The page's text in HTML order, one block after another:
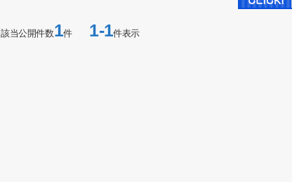
該当公開件数1件1-1件表示